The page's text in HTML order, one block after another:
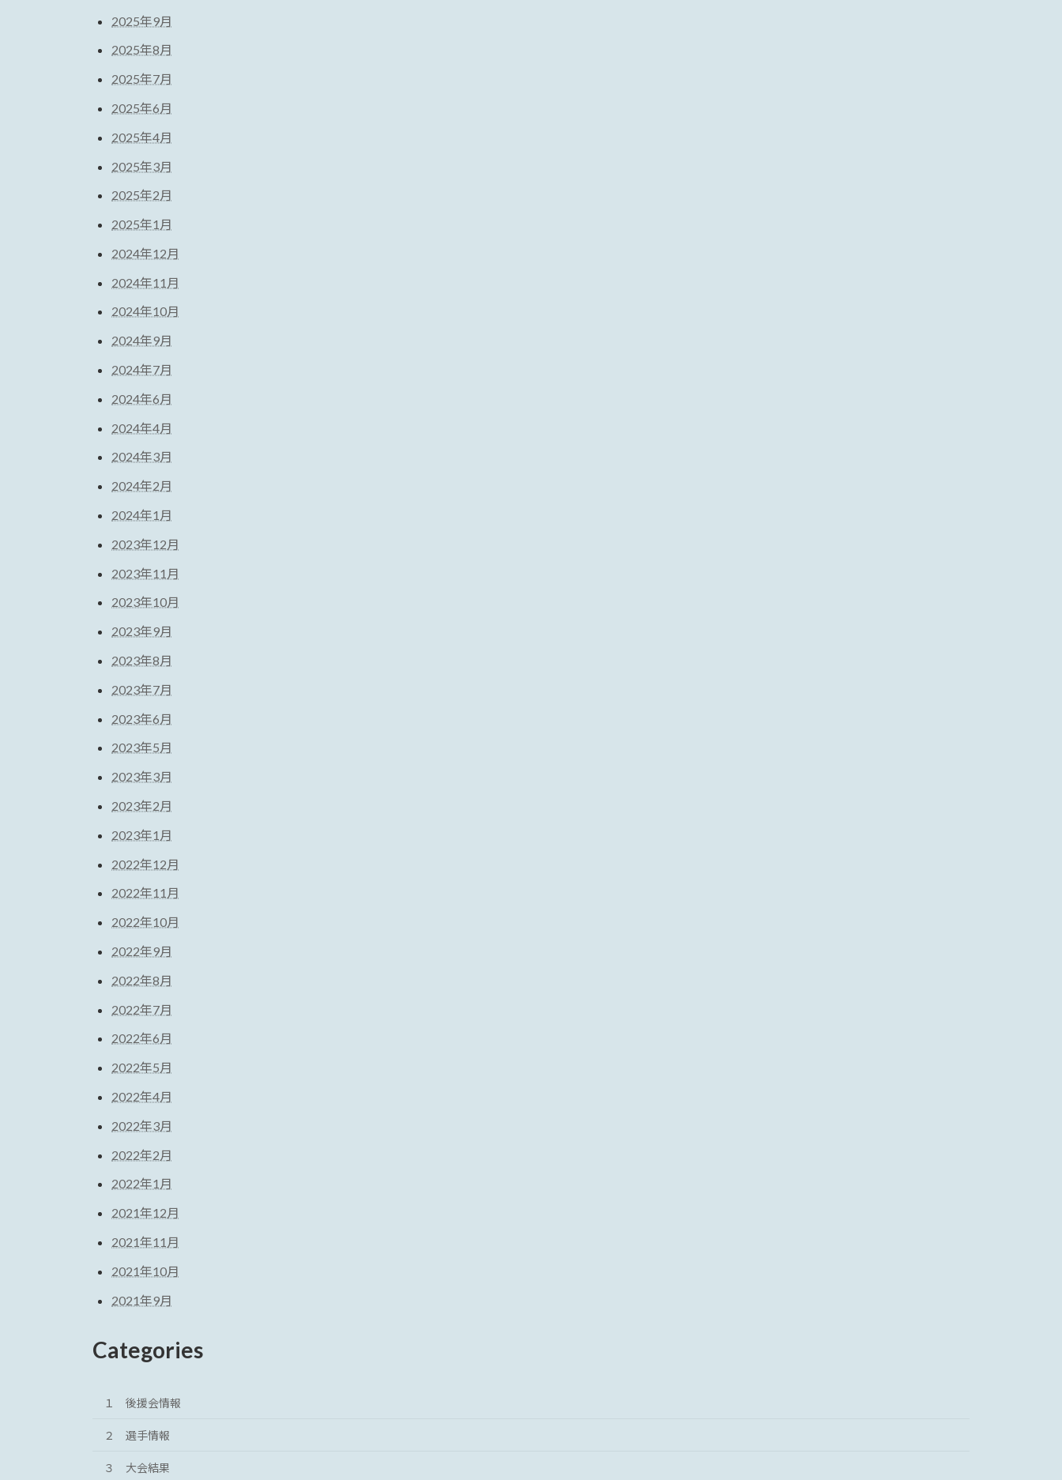
2025年9月
2025年8月
2025年7月
2025年6月
2025年4月
2025年3月
2025年2月
2025年1月
2024年12月
2024年11月
2024年10月
2024年9月
2024年7月
2024年6月
2024年4月
2024年3月
2024年2月
2024年1月
2023年12月
2023年11月
2023年10月
2023年9月
2023年8月
2023年7月
2023年6月
2023年5月
2023年3月
2023年2月
2023年1月
2022年12月
2022年11月
2022年10月
2022年9月
2022年8月
2022年7月
2022年6月
2022年5月
2022年4月
2022年3月
2022年2月
2022年1月
2021年12月
2021年11月
2021年10月
2021年9月
Categories
１ 後援会情報
２ 選手情報
３ 大会結果